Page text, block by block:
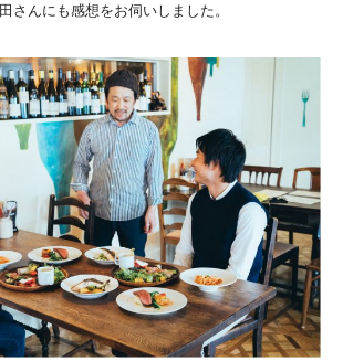
さんにも感想をお伺いしました。